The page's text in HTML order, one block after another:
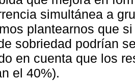
simultánea a
plantearnos que
sobriedad podrían
en cuenta que los
el 40%).